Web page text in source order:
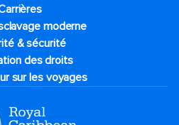
moderne
& sécurité
des droits
sur les voyages